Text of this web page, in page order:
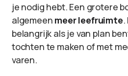
je nodig hebt. Een grotere
algemeen meer leefruimte
belangrijk als je van plan
tochten te maken of met
varen.